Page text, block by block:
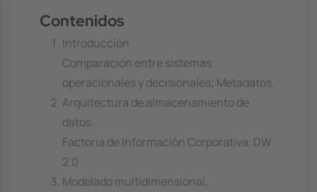
Contenidos
Introducción
Comparación entre sistemas
operacionales y decisionales; Metadatos.
Arquitectura de almacenamiento de
datos.
Factoria de Información Corporativa. DW
2.0
Modelado multidimensional,